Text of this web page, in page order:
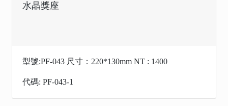
水晶獎座
型號:PF-043 尺寸：220*130mm NT : 1400
代碼: PF-043-1